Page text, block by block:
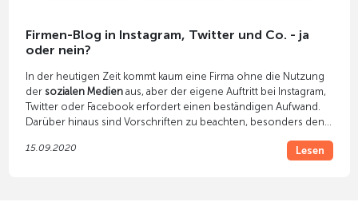
Firmen-Blog in Instagram, Twitter und Co. - ja
oder nein?
In der heutigen Zeit kommt kaum eine Firma ohne die Nutzung
der sozialen Medienaus, aber der eigene Auftritt bei Instagram,
Twitter oder Facebook erfordert einen beständigen Aufwand.
Darüber hinaus sind Vorschriften zu beachten, besonders den
15.09.2020
Lesen